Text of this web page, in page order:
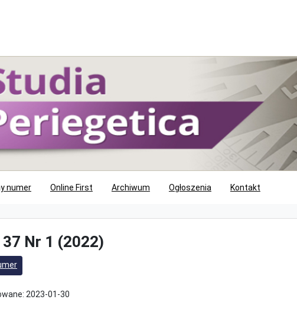
numer Online First Archiwum Ogłoszenia Kontakt
37 Nr 1 (2022)
2023-01-30